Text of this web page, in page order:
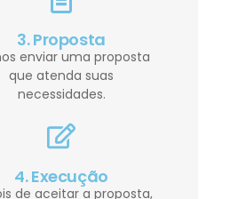
3. Proposta
enviar uma proposta
que atenda suas
necessidades.
4. Execução
de aceitar a proposta,